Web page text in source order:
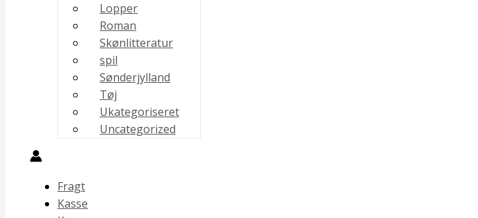
Lopper
Roman
Skønlitteratur
spil
Sønderjylland
Tøj
Ukategoriseret
Uncategorized
Fragt
Kasse